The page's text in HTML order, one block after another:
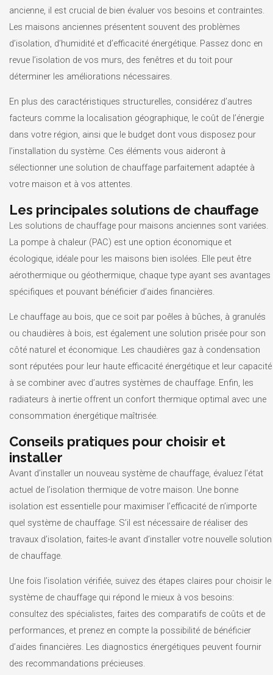
ancienne, il est crucial de bien évaluer vos besoins et contraintes.
Les maisons anciennes présentent souvent des problèmes
d’isolation, d’humidité et d’efficacité énergétique. Passez donc en
revue l’isolation de vos murs, des fenêtres et du toit pour
déterminer les améliorations nécessaires.
En plus des caractéristiques structurelles, considérez d’autres
facteurs comme la localisation géographique, le coût de l’énergie
dans votre région, ainsi que le budget dont vous disposez pour
l’installation du système. Ces éléments vous aideront à
sélectionner une solution de chauffage parfaitement adaptée à
votre maison et à vos attentes.
Les principales solutions de chauffage
Les solutions de chauffage pour maisons anciennes sont variées.
La pompe à chaleur (PAC) est une option économique et
écologique, idéale pour les maisons bien isolées. Elle peut être
aérothermique ou géothermique, chaque type ayant ses avantages
spécifiques et pouvant bénéficier d’aides financières.
Le chauffage au bois, que ce soit par poêles à bûches, à granulés
ou chaudières à bois, est également une solution prisée pour son
côté naturel et économique. Les chaudières gaz à condensation
sont réputées pour leur haute efficacité énergétique et leur capacité
à se combiner avec d’autres systèmes de chauffage. Enfin, les
radiateurs à inertie offrent un confort thermique optimal avec une
consommation énergétique maîtrisée.
Conseils pratiques pour choisir et
installer
Avant d’installer un nouveau système de chauffage, évaluez l’état
actuel de l’isolation thermique de votre maison. Une bonne
isolation est essentielle pour maximiser l’efficacité de n’importe
quel système de chauffage. S’il est nécessaire de réaliser des
travaux d’isolation, faites-le avant d’installer votre nouvelle solution
de chauffage.
Une fois l’isolation vérifiée, suivez des étapes claires pour choisir le
système de chauffage qui répond le mieux à vos besoins:
consultez des spécialistes, faites des comparatifs de coûts et de
performances, et prenez en compte la possibilité de bénéficier
d’aides financières. Les diagnostics énergétiques peuvent fournir
des recommandations précieuses.